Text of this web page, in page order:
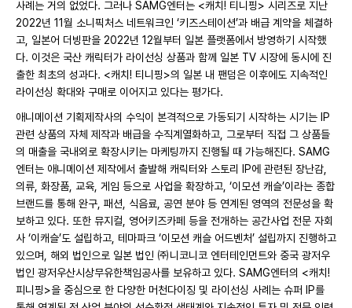
사례는 거의 없었다. 그러나 SAMG엔터는 <캐치! 티니핑> 시리즈로 지난
2022년 11월 소니픽처스 네트워크인 ‘키즈스테이션’과 배급 계약을 체결하
고, 일본어 더빙판을 2022년 12월부터 일본 플랫폼에서 방영하기 시작했
다. 이것은 국산 캐릭터가 라이선싱 상품과 함께 일본 TV 시장에 동시에 진
출한 최초의 성과다. <캐치! 티니핑>의 일본 내 팬덤은 이후에도 지속적인
라이선싱 확대와 구매로 이어지고 있다는 평가다.
애니메이션 기획제작사의 수익이 본격적으로 가동되기 시작하는 시기는 IP
관련 상품의 자체 제작과 배급을 수직계열화하고, 그로부터 직접 그 상품들
의 매출을 국내외로 확장시키는 마케팅까지 진행될 때 가능해진다. SAMG
엔터는 애니메이션 제작에서 출발해 캐릭터와 스토리 IP에 관련된 장난감,
의류, 화장품, 교육, 게임 등으로 사업을 확장하고, ‘이모션 캐슬’이라는 종합
브랜드를 통해 완구, 패션, 식음료, 공연 분야 등 연계된 영역의 전문성을 확
보하고 있다. 또한 뮤지컬, 영어키즈카페 등을 전개하는 공간사업 전문 자회
사 ‘이캐슬’도 설립하고, 테마파크 ‘이모션 캐슬 어드벤처’ 설립까지 진행하고
있으며, 해외 법인으로 일본 법인 ㈜니코니코 엔터테인먼트와 중국 광저우
법인 광저우산시상무유한책임공사를 보유하고 있다. SAMG엔터의 <캐치!
피니핑>을 중심으로 한 다양한 머천다이징 및 라이선싱 사례는 슈퍼 IP를